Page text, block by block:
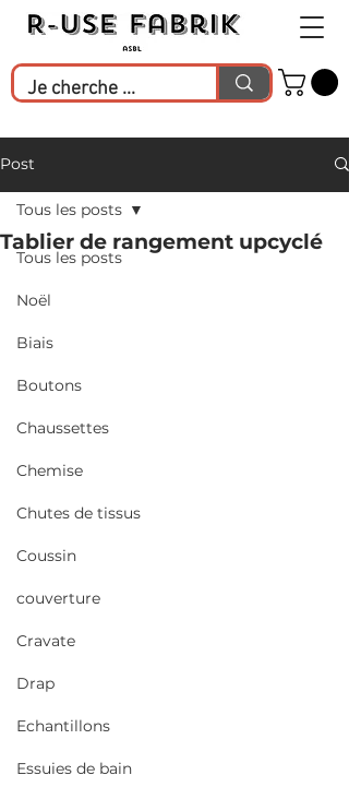
Post
Tous les posts
Noël
Biais
Boutons
Chaussettes
Chemise
Chutes de tissus
Coussin
couverture
Cravate
Drap
Echantillons
Essuies de bain
Tous les posts
Tablier de rangement upcyclé